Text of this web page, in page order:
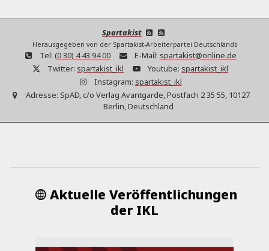
Spartakist
Herausgegeben von der Spartakist-Arbeiterpartei Deutschlands
Tel: (0 30) 4 43 94 00 E-Mail: spartakist@online.de
Twitter: spartakist_ikl Youtube: spartakist_ikl
Instagram: spartakist_ikl
Adresse: SpAD, c/o Verlag Avantgarde, Postfach 2 35 55, 10127
Berlin, Deutschland
Aktuelle Veröffentlichungen
der IKL